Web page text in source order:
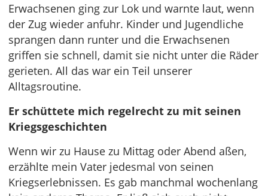
Erwachsenen ging zur Lok und warnte laut, wenn
der Zug wieder anfuhr. Kinder und Jugendliche
sprangen dann runter und die Erwachsenen
griffen sie schnell, damit sie nicht unter die Räder
gerieten. All das war ein Teil unserer
Alltagsroutine.
Er schüttete mich regelrecht zu mit seinen
Kriegsgeschichten
Wenn wir zu Hause zu Mittag oder Abend aßen,
erzählte mein Vater jedesmal von seinen
Kriegserlebnissen. Es gab manchmal wochenlang